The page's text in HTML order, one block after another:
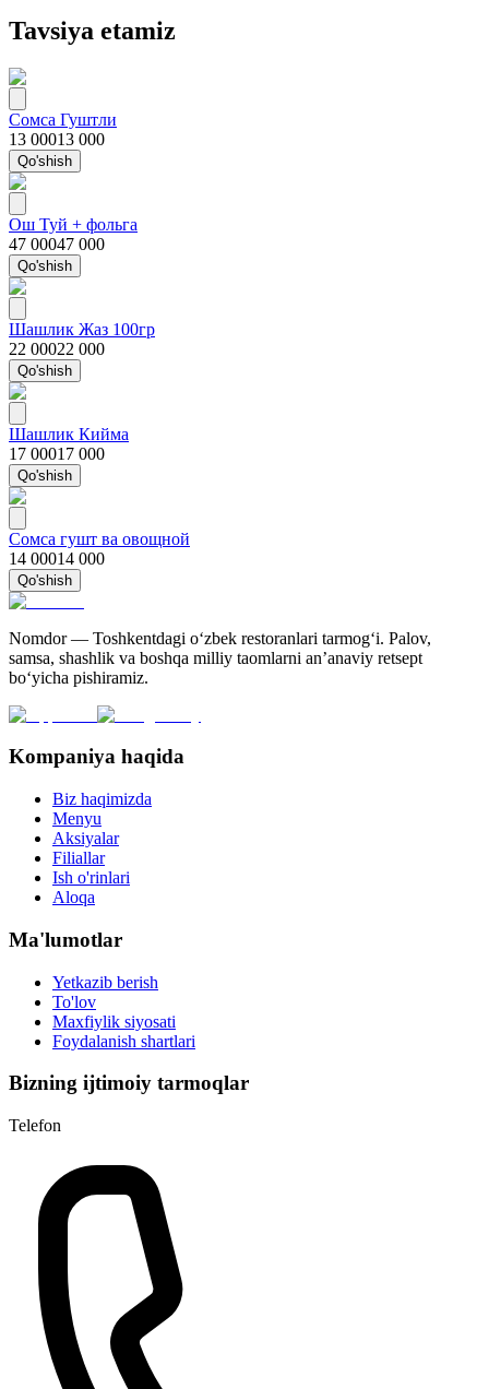
Tavsiya etamiz
Сомса Гуштли
13 00013 000
Qo'shish
Ош Туй + фольга
47 00047 000
Qo'shish
Шашлик Жаз 100гр
22 00022 000
Qo'shish
Шашлик Кийма
17 00017 000
Qo'shish
Сомса гушт ва овощной
14 00014 000
Qo'shish
Nomdor — Toshkentdagi oʻzbek restoranlari tarmogʻi. Palov,
samsa, shashlik va boshqa milliy taomlarni an’anaviy retsept
bo‘yicha pishiramiz.
Kompaniya haqida
Biz haqimizda
Menyu
Aksiyalar
Filiallar
Ish o'rinlari
Aloqa
Ma'lumotlar
Yetkazib berish
To'lov
Maxfiylik siyosati
Foydalanish shartlari
Bizning ijtimoiy tarmoqlar
Telefon